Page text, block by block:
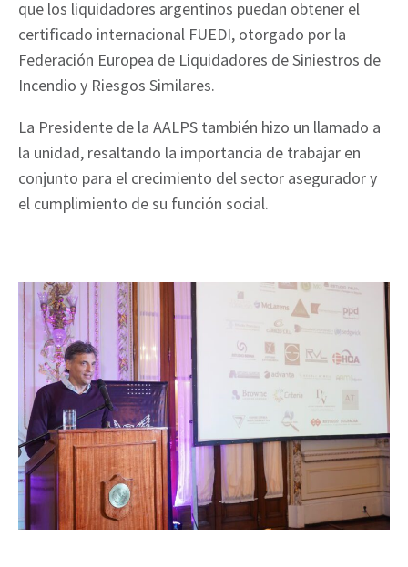
que los liquidadores argentinos puedan obtener el
certificado internacional FUEDI, otorgado por la
Federación Europea de Liquidadores de Siniestros de
Incendio y Riesgos Similares.
La Presidente de la AALPS también hizo un llamado a
la unidad, resaltando la importancia de trabajar en
conjunto para el crecimiento del sector asegurador y
el cumplimiento de su función social.